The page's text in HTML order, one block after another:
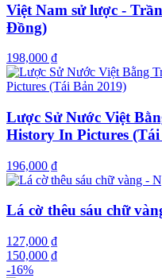
Việt Nam sử lược -
Đồng)
198,000 ₫
Lược Sử Nước Việt
History In Pictures
196,000 ₫
Lá cờ thêu sáu chữ
127,000 ₫
150,000 ₫
-16%